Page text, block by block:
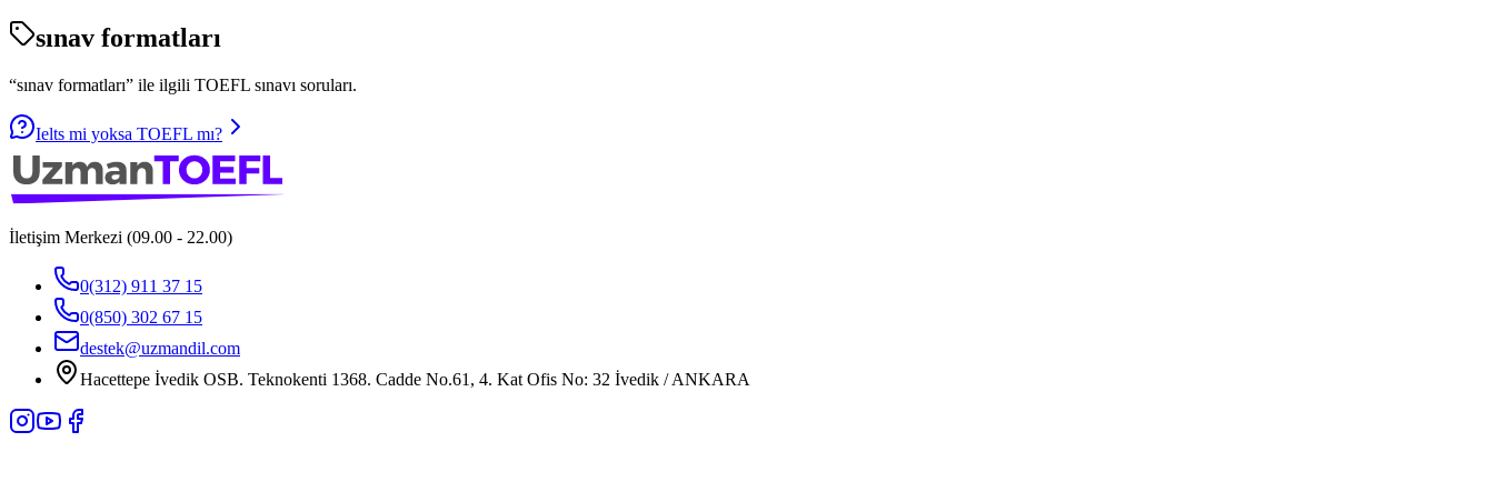
sınav formatları
“sınav formatları” ile ilgili TOEFL sınavı soruları.
Ielts mi yoksa TOEFL mı?
İletişim Merkezi (09.00 - 22.00)
0(312) 911 37 15
0(850) 302 67 15
destek@uzmandil.com
Hacettepe İvedik OSB. Teknokenti 1368. Cadde No.61, 4. Kat Ofis No: 32 İvedik / ANKARA